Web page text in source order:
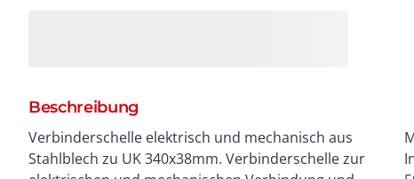
Beschreibung
Verbinderschelle elektrisch und mechanisch aus
Stahlblech zu UK 340x38mm. Verbinderschelle zur
Montage von estrichüberdeckten Unterflur-
Installationskanälen nach DIN EN 50085-1 und DIN EN